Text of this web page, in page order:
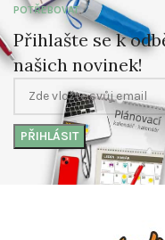
POTŘEBOVAT
Přihlašte se k
našich novinek!